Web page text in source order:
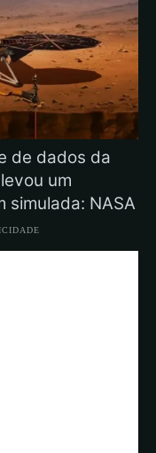
de dados da
um
simulada: NASA